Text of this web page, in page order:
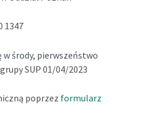
1347
w środy, pierwszeństwo
SUP 01/04/2023
poprzez formularz